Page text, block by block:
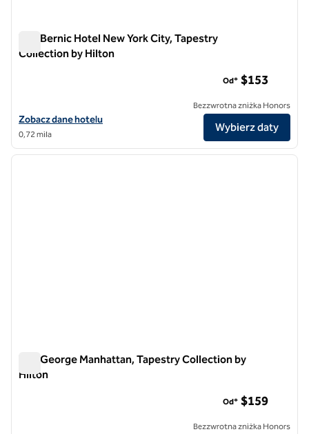
The Bernic Hotel New York City, Tapestry
Collection by Hilton
Zobacz szczegóły hotelu The Bernic Hotel New York City, Tapestry
Zobacz dane hotelu
0,72 mila
Od* $153
Bezzwrotna zniżka Honors
Wybierz daty
1/12
1 z 12
The George Manhattan, Tapestry Collection by
Hilton
Od* $159
Bezzwrotna zniżka Honors